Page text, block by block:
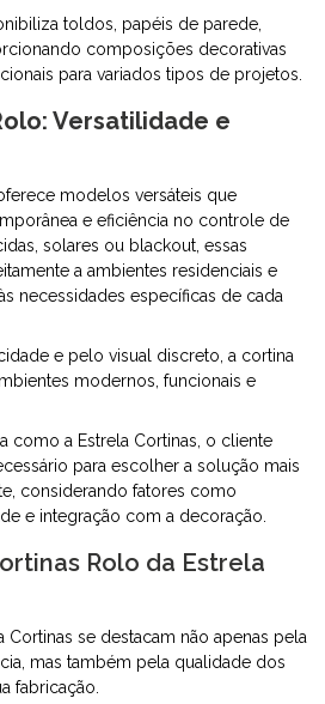
toldos, papéis de parede,
composições decorativas
para variados tipos de projetos.
Versatilidade e
modelos versáteis que
e eficiência no controle de
solares ou blackout, essas
a ambientes residenciais e
necessidades específicas de cada
e pelo visual discreto, a cortina
modernos, funcionais e
como a Estrela Cortinas, o cliente
para escolher a solução mais
considerando fatores como
e integração com a decoração.
Rolo da Estrela
Cortinas se destacam não apenas pela
mas também pela qualidade dos
fabricação.